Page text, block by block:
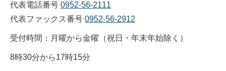
代表電話番号 0952-56-2111
代表ファックス番号 0952-56-2912
受付時間：月曜から金曜（祝日・年末年始除く）
8時30分から17時15分